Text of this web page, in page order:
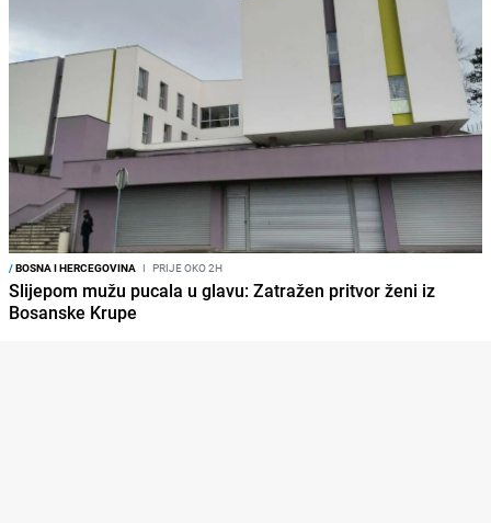
/BOSNA I HERCEGOVINA I PRIJE OKO 2H
Slijepom mužu pucala u glavu: Zatražen pritvor ženi iz
Bosanske Krupe